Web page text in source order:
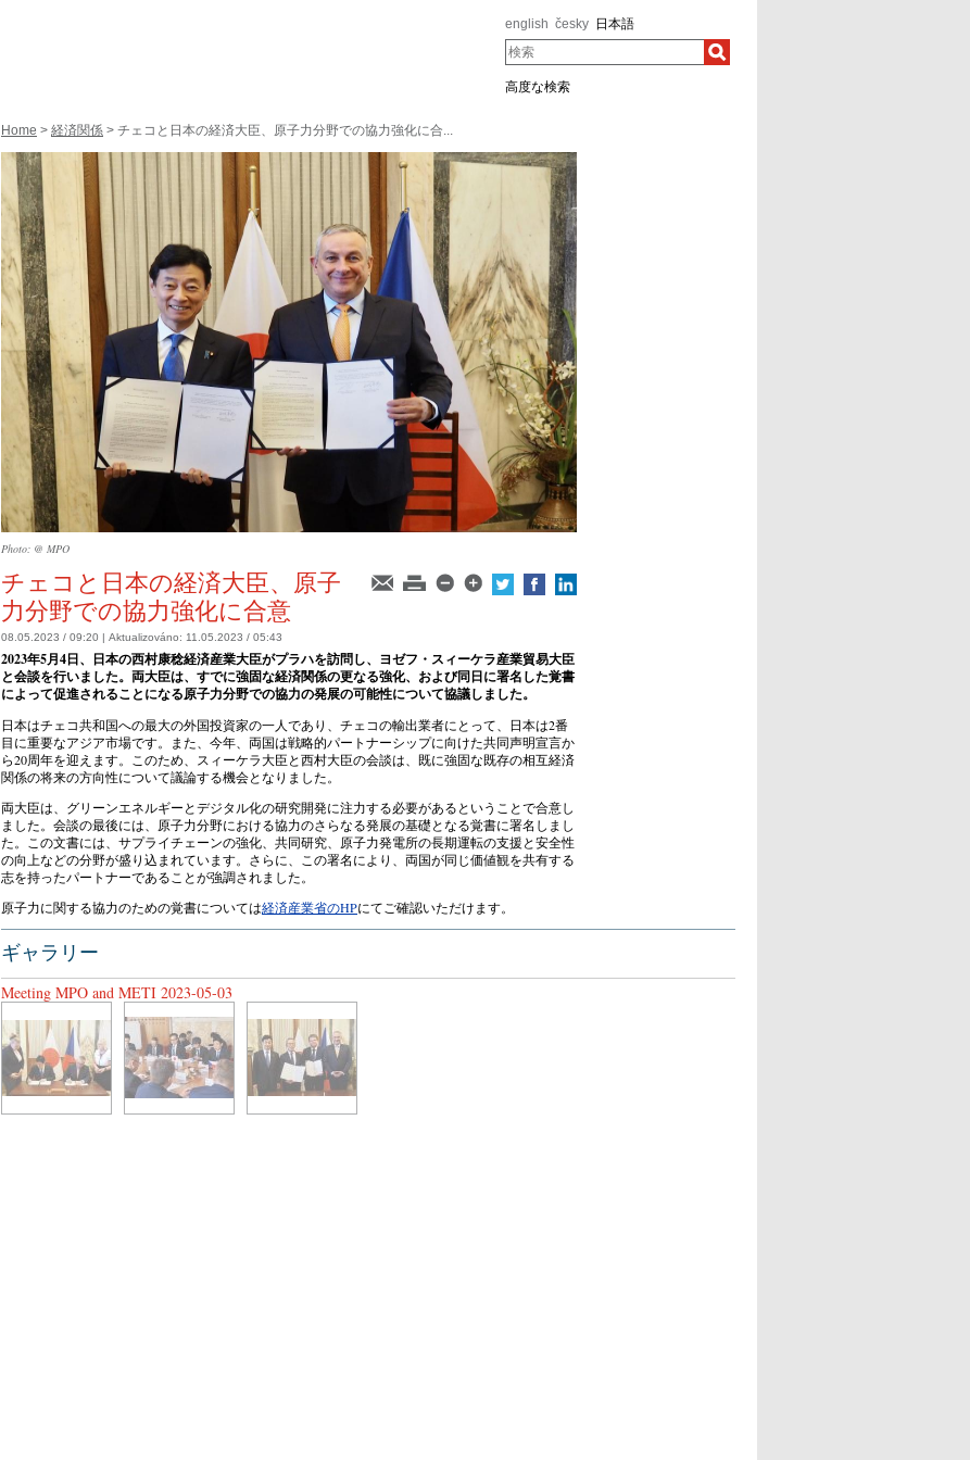
english česky 日本語
検索
高度な検索
Home > 経済関係 > チェコと日本の経済大臣、原子力分野での協力強化に合...
Photo: @ MPO
チェコと日本の経済大臣、原子
力分野での協力強化に合意
08.05.2023 / 09:20 | Aktualizováno: 11.05.2023 / 05:43
2023年5月4日、日本の西村康稔経済産業大臣がプラハを訪問し、ヨゼフ・スィーケラ産業貿易大臣
と会談を行いました。両大臣は、すでに強固な経済関係の更なる強化、および同日に署名した覚書
によって促進されることになる原子力分野での協力の発展の可能性について協議しました。
日本はチェコ共和国への最大の外国投資家の一人であり、チェコの輸出業者にとって、日本は2番
目に重要なアジア市場です。また、今年、両国は戦略的パートナーシップに向けた共同声明宣言か
ら20周年を迎えます。このため、スィーケラ大臣と西村大臣の会談は、既に強固な既存の相互経済
関係の将来の方向性について議論する機会となりました。
両大臣は、グリーンエネルギーとデジタル化の研究開発に注力する必要があるということで合意し
ました。会談の最後には、原子力分野における協力のさらなる発展の基礎となる覚書に署名しまし
た。この文書には、サプライチェーンの強化、共同研究、原子力発電所の長期運転の支援と安全性
の向上などの分野が盛り込まれています。さらに、この署名により、両国が同じ価値観を共有する
志を持ったパートナーであることが強調されました。
原子力に関する協力のための覚書については経済産業省のHPにてご確認いただけます。
ギャラリー
Meeting MPO and METI 2023-05-03